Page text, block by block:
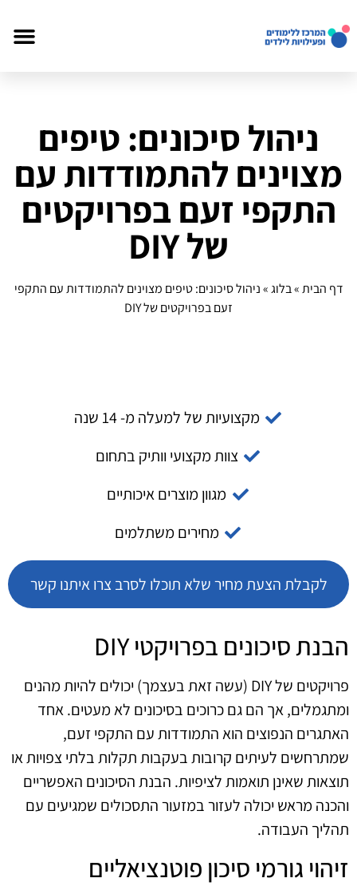
ניהול סיכונים: טיפים
מצוינים להתמודדות עם
התקפי זעם בפרויקטים
של DIY
דף הבית»בלוג»ניהול סיכונים: טיפים מצוינים להתמודדות עם התקפי
זעם בפרויקטים של DIY
מקצועיות של למעלה מ- 14 שנה
צוות מקצועי וותיק בתחום
מגוון מוצרים איכותיים
מחירים משתלמים
לקבלת הצעת מחיר שלא תוכלו לסרב צרו איתנו קשר
הבנת סיכונים בפרויקטי DIY
פרויקטים של DIY (עשה זאת בעצמך) יכולים להיות מהנים
ומתגמלים, אך הם גם כרוכים בסיכונים לא מעטים. אחד
האתגרים הנפוצים הוא התמודדות עם התקפי זעם,
שמתרחשים לעיתים קרובות בעקבות תקלות בלתי צפויות או
תוצאות שאינן תואמות לציפיות. הבנת הסיכונים האפשריים
והכנה מראש יכולה לעזור במזעור התסכולים שמגיעים עם
תהליך העבודה.
זיהוי גורמי סיכון פוטנציאליים